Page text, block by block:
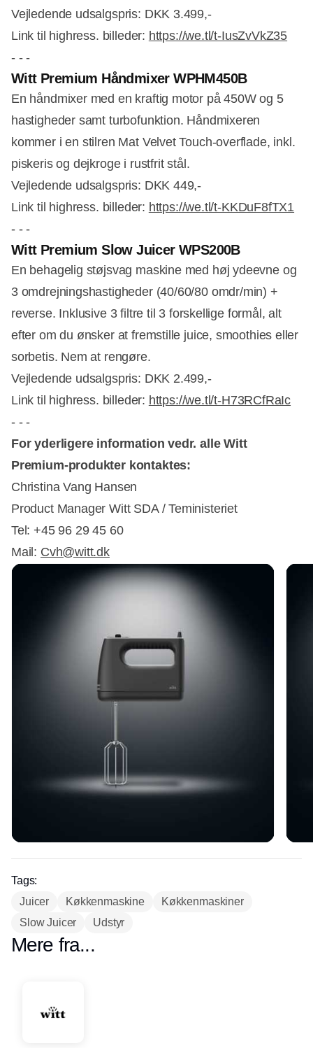
Vejledende udsalgspris: DKK 3.499,-
Link til highress. billeder: https://we.tl/t-IusZvVkZ35
- - -
Witt Premium HåndmixerWPHM450B
En håndmixer med en kraftig motor på 450W og 5
hastigheder samt turbofunktion. Håndmixeren
kommer i en stilren Mat Velvet Touch-overflade, inkl.
piskeris og dejkroge i rustfrit stål.
Vejledende udsalgspris: DKK 449,-
Link til highress. billeder: https://we.tl/t-KKDuF8fTX1
- - -
Witt Premium Slow JuicerWPS200B
En behagelig støjsvag maskine med høj ydeevne og
3 omdrejningshastigheder (40/60/80 omdr/min) +
reverse. Inklusive 3 filtre til 3 forskellige formål, alt
efter om du ønsker at fremstille juice, smoothies eller
sorbetis. Nem at rengøre.
Vejledende udsalgspris: DKK 2.499,-
Link til highress. billeder: https://we.tl/t-H73RCfRaIc
- - -
For yderligere information vedr. alle Witt
Premium-produkter kontaktes:
Christina Vang Hansen
Product Manager Witt SDA / Teministeriet
Tel: +45 96 29 45 60
Mail: Cvh@witt.dk
Tags:
Juicer
Køkkenmaskine
Køkkenmaskiner
Slow Juicer
Udstyr
Mere fra...